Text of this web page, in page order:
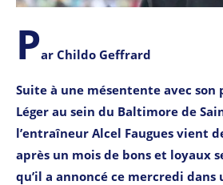
Par Childo Geffrard
Suite à une mésentente avec son
Léger au sein du Baltimore de
l’entraîneur Alcel Faugues vient
après un mois de bons et loyaux
qu’il a annoncé ce mercredi